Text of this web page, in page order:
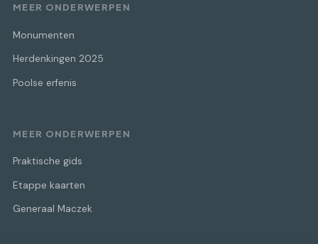
MEER ONDERWERPEN
Monumenten
Herdenkingen 2025
Poolse erfenis
MEER ONDERWERPEN
Praktische gids
Etappe kaarten
Generaal Maczek